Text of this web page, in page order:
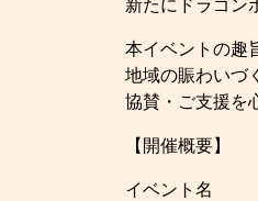
新たにドラゴン
本イベントの趣
地域の賑わいづ
協賛・ご支援を
【開催概要】
イベント名